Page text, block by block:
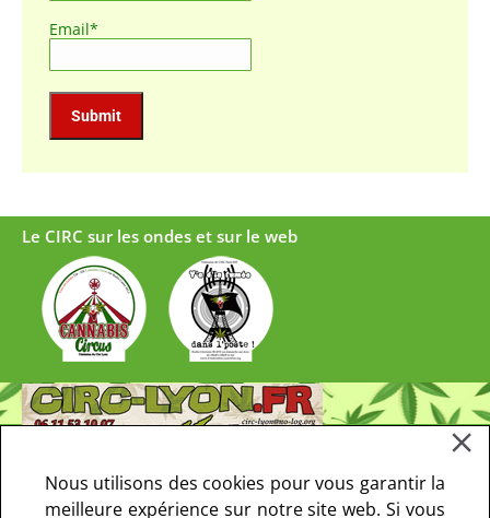
Email*
Le CIRC sur les ondes et sur le web
Nous utilisons des cookies pour vous garantir la
meilleure expérience sur notre site web. Si vous